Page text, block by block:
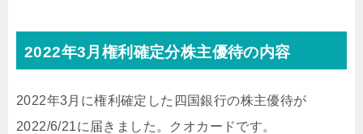
2022年3月権利確定分株主優待の内容
2022年3月に権利確定した四国銀行の株主優待が
2022/6/21に届きました。クオカードです。